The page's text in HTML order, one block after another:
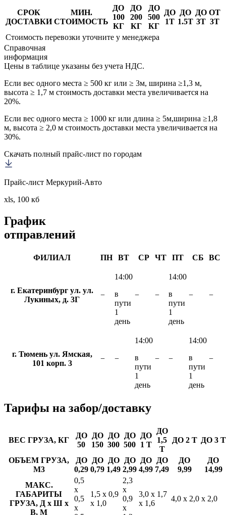
СРОК
ДОСТАВКИ
МИН.
СТОИМОСТЬ
ДО
100
КГ
ДО
200
КГ
ДО
500
КГ
ДО
1Т
ДО
1.5Т
ДО
3Т
ОТ
3Т
Стоимость перевозки уточните у менеджера
Справочная
информация
Цены в таблице указаны без учета НДС.
Если вес одного места ≥ 500 кг или ≥ 3м, ширина ≥1,3 м,
высота ≥ 1,7 м стоимость доставки места увеличивается на
20%.
Если вес одного места ≥ 1000 кг или длина ≥ 5м,ширина ≥1,8
м, высота ≥ 2,0 м стоимость доставки места увеличивается на
30%.
Скачать полный прайс-лист по городам
Прайс-лист Меркурий-Авто
xls, 100 кб
График
отправлений
ФИЛИАЛ ПН ВТ СР ЧТ ПТ СБ ВС
г. Екатеринбург ул. ул.
Лукиных, д. 3Г
−
14:00
в
пути
1
день
− −
14:00
в
пути
1
день
− −
г. Тюмень ул. Ямская,
101 корп. 3
− −
14:00
в
пути
1
день
− −
14:00
в
пути
1
день
−
Тарифы на забор/доставку
ВЕС ГРУЗА, КГ
ДО
50
ДО
150
ДО
300
ДО
500
ДО
1 Т
ДО
1,5
Т
ДО 2 Т ДО 3 Т
ОБЪЕМ ГРУЗА,
М3
ДО
0,29
ДО
0,79
ДО
1,49
ДО
2,99
ДО
4,99
ДО
7,49
ДО
9,99
ДО
14,99
МАКС.
ГАБАРИТЫ
ГРУЗА, Д х Ш х
В, М
0,5
х
0,5
х
1,5 х 0,9
х 1,0
2,3
х
0,9
х
3,0 х 1,7
х 1,6
4,0 х 2,0 х 2,0